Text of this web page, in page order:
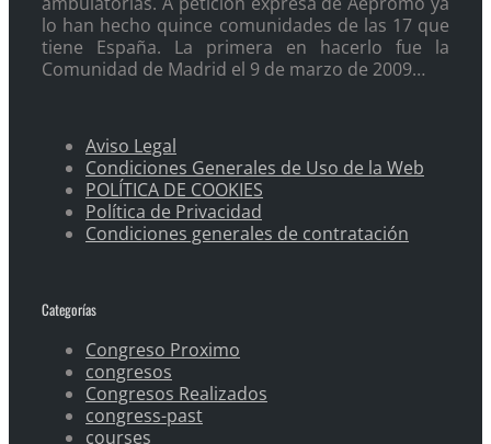
lo han hecho quince comunidades de las 17 que
tiene España. La primera en hacerlo fue la
Comunidad de Madrid el 9 de marzo de 2009…
Aviso Legal
Condiciones Generales de Uso de la Web
POLÍTICA DE COOKIES
Política de Privacidad
Condiciones generales de contratación
Categorías
Congreso Proximo
congresos
Congresos Realizados
congress-past
courses